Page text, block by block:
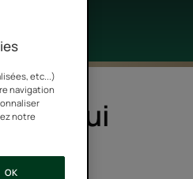
qui
etc...)
navigation
notre
OK